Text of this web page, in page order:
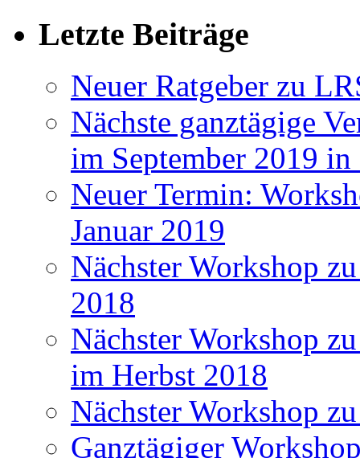
Letzte Beiträge
Neuer Ratgeber zu
Nächste ganztägige
im September 2019
Neuer Termin:
Januar 2019
Nächster Workshop
2018
Nächster Workshop
im Herbst 2018
Nächster Workshop
Ganztägiger